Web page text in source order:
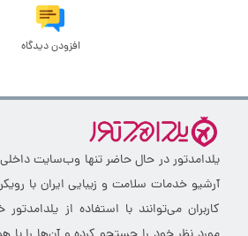
افزودن دیدگاه
یلدامدتور در حال حاضر تنها وب‌سایت
آرشیو خدمات سلامت و زیبایی ایران با
کاربران می‌توانند با استفاده از